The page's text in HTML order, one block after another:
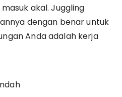
akal. Juggling
dengan benar untuk
Anda adalah kerja